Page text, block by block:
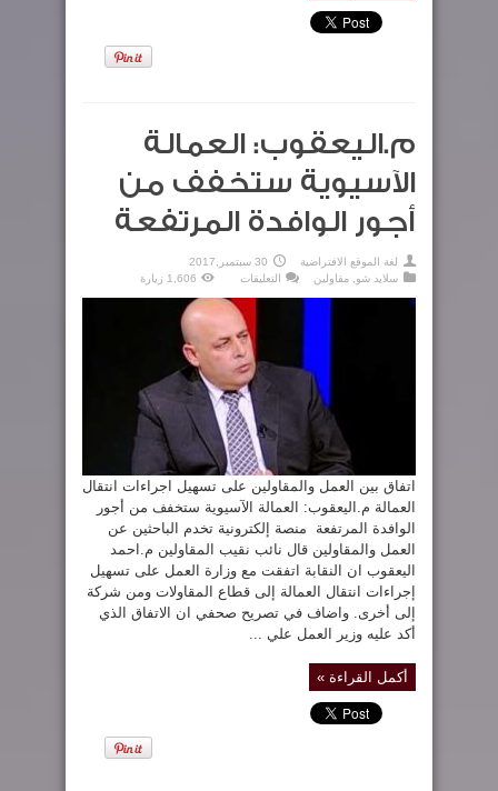
م.اليعقوب: العمالة
الآسيوية ستخفف من
أجور الوافدة المرتفعة
لغة الموقع الافتراضية
30 سبتمبر,2017
سلايد شو, مقاولين التعليقات
العمالة
الآسيوية
ستخفف
من
أجور
الوافدة
المرتفعة
مغلقة
1,606 زيارة
اتفاق بين العمل والمقاولين على تسهيل اجراءات انتقال
العمالة م.اليعقوب: العمالة الآسيوية ستخفف من أجور
الوافدة المرتفعة منصة إلكترونية تخدم الباحثين عن
العمل والمقاولين قال نائب نقيب المقاولين م.احمد
اليعقوب ان النقابة اتفقت مع وزارة العمل على تسهيل
إجراءات انتقال العمالة إلى قطاع المقاولات ومن شركة
إلى أخرى. واضاف في تصريح صحفي ان الاتفاق الذي
أكد عليه وزير العمل علي ...
أكمل القراءة »